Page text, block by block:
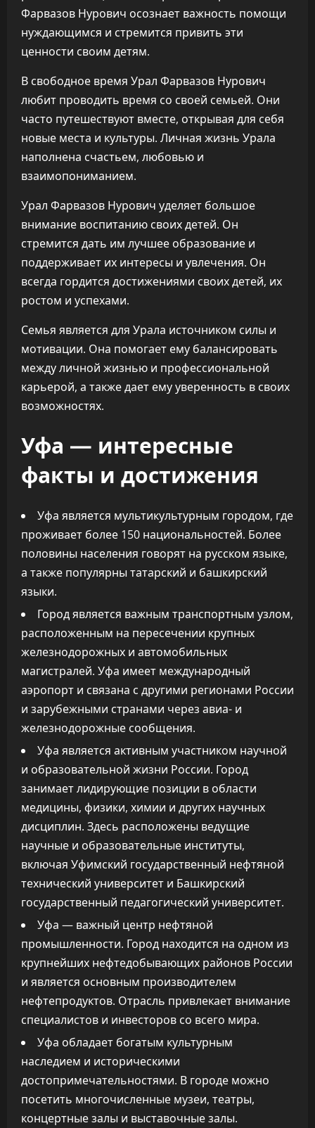
Фарвазов Нурович осознает важность помощи
нуждающимся и стремится привить эти
ценности своим детям.
В свободное время Урал Фарвазов Нурович
любит проводить время со своей семьей. Они
часто путешествуют вместе, открывая для себя
новые места и культуры. Личная жизнь Урала
наполнена счастьем, любовью и
взаимопониманием.
Урал Фарвазов Нурович уделяет большое
внимание воспитанию своих детей. Он
стремится дать им лучшее образование и
поддерживает их интересы и увлечения. Он
всегда гордится достижениями своих детей, их
ростом и успехами.
Семья является для Урала источником силы и
мотивации. Она помогает ему балансировать
между личной жизнью и профессиональной
карьерой, а также дает ему уверенность в своих
возможностях.
Уфа — интересные
факты и достижения
Уфа является мультикультурным городом, где
проживает более 150 национальностей. Более
половины населения говорят на русском языке,
а также популярны татарский и башкирский
языки.
Город является важным транспортным узлом,
расположенным на пересечении крупных
железнодорожных и автомобильных
магистралей. Уфа имеет международный
аэропорт и связана с другими регионами России
и зарубежными странами через авиа- и
железнодорожные сообщения.
Уфа является активным участником научной
и образовательной жизни России. Город
занимает лидирующие позиции в области
медицины, физики, химии и других научных
дисциплин. Здесь расположены ведущие
научные и образовательные институты,
включая Уфимский государственный нефтяной
технический университет и Башкирский
государственный педагогический университет.
Уфа — важный центр нефтяной
промышленности. Город находится на одном из
крупнейших нефтедобывающих районов России
и является основным производителем
нефтепродуктов. Отрасль привлекает внимание
специалистов и инвесторов со всего мира.
Уфа обладает богатым культурным
наследием и историческими
достопримечательностями. В городе можно
посетить многочисленные музеи, театры,
концертные залы и выставочные залы.